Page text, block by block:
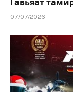
Гавьяат
07/07/2026